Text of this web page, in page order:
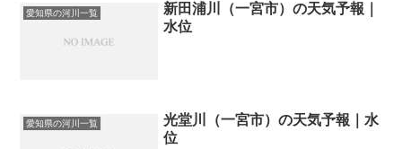
愛知県の河川一覧
新田浦川（一宮市）の天気予報｜
水位
愛知県の河川一覧
光堂川（一宮市）の天気予報｜水
位